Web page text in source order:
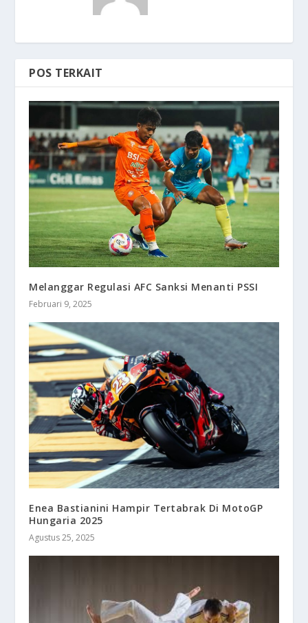
POS TERKAIT
Melanggar Regulasi AFC Sanksi Menanti PSSI
Februari 9, 2025
Enea Bastianini Hampir Tertabrak Di MotoGP
Hungaria 2025
Agustus 25, 2025